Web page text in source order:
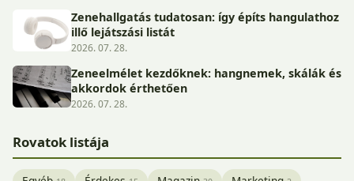
Zenehallgatás tudatosan: így építs hangulathoz
illő lejátszási listát
2026. 07. 28.
Zeneelmélet kezdőknek: hangnemek, skálák és
akkordok érthetően
2026. 07. 28.
Rovatok listája